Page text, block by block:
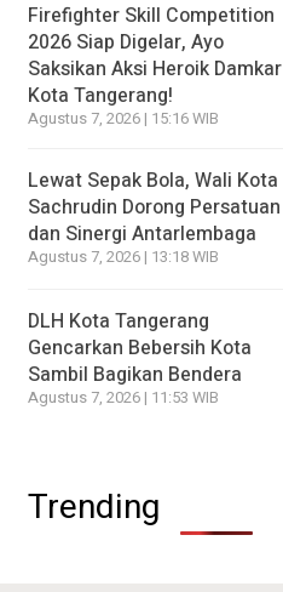
Firefighter Skill Competition
2026 Siap Digelar, Ayo
Saksikan Aksi Heroik Damkar
Kota Tangerang!
Agustus 7, 2026 | 15:16 WIB
Lewat Sepak Bola, Wali Kota
Sachrudin Dorong Persatuan
dan Sinergi Antarlembaga
Agustus 7, 2026 | 13:18 WIB
DLH Kota Tangerang
Gencarkan Bebersih Kota
Sambil Bagikan Bendera
Agustus 7, 2026 | 11:53 WIB
Trending